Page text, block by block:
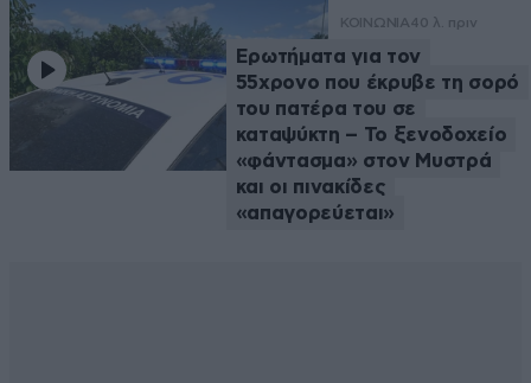
ΚΟΙΝΩΝΙΑ40 λ. πριν
Ερωτήματα για τον
55χρονο που έκρυβε τη σορό
του πατέρα του σε
καταψύκτη – Το ξενοδοχείο
«φάντασμα» στον Μυστρά
και οι πινακίδες
«απαγορεύεται»